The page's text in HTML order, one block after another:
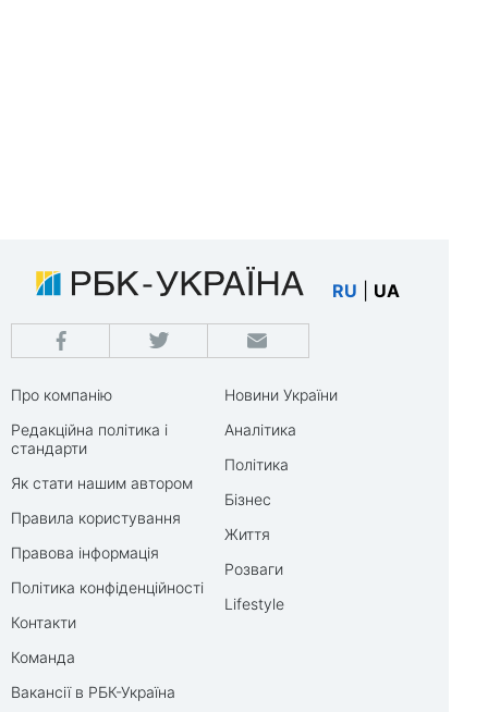
RU UA
Про компанію
Редакційна політика і
стандарти
Як стати нашим автором
Правила користування
Правова інформація
Політика конфіденційності
Контакти
Команда
Вакансії в РБК-Україна
Новини України
Аналітика
Політика
Бізнес
Життя
Розваги
Lifestyle